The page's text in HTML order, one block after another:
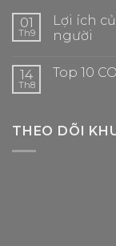
01
Th9
Lợi ích
người
14
Th8
Top 10
THEO DÕI